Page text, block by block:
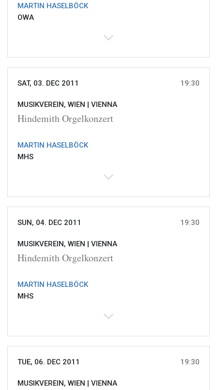
MARTIN HASELBÖCK
OWA
SAT, 03. DEC 2011 19:30
MUSIKVEREIN, WIEN | VIENNA
Hindemith Orgelkonzert
MARTIN HASELBÖCK
MHS
SUN, 04. DEC 2011 19:30
MUSIKVEREIN, WIEN | VIENNA
Hindemith Orgelkonzert
MARTIN HASELBÖCK
MHS
TUE, 06. DEC 2011 19:30
MUSIKVEREIN, WIEN | VIENNA